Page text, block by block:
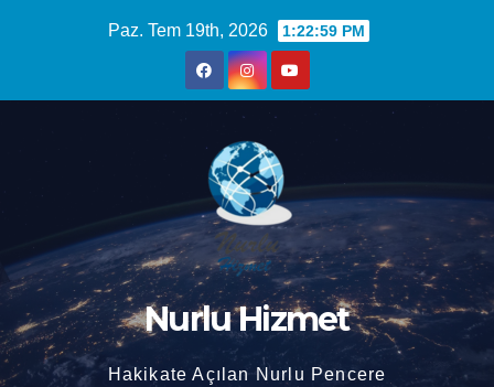
Paz. Tem 19th, 2026 1:23:00 PM
Nurlu Hizmet
Hakikate Açılan Nurlu Pencere